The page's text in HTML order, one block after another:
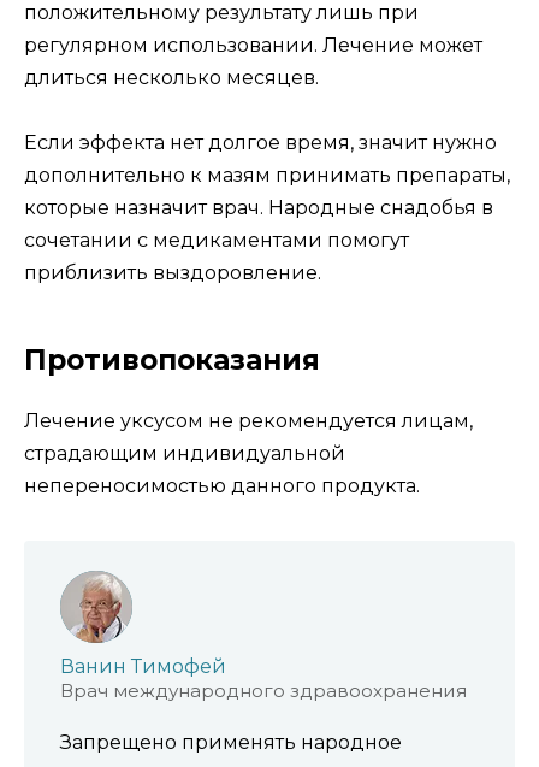
положительному результату лишь при
регулярном использовании. Лечение может
длиться несколько месяцев.
Если эффекта нет долгое время, значит нужно
дополнительно к мазям принимать препараты,
которые назначит врач. Народные снадобья в
сочетании с медикаментами помогут
приблизить выздоровление.
Противопоказания
Лечение уксусом не рекомендуется лицам,
страдающим индивидуальной
непереносимостью данного продукта.
Ванин Тимофей
Врач международного здравоохранения
Запрещено применять народное